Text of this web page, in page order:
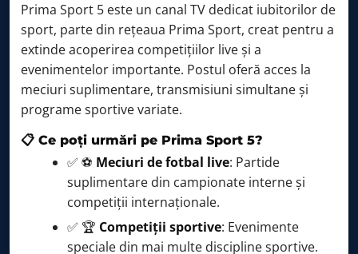
Prima Sport 5 este un canal TV dedicat iubitorilor de
sport, parte din rețeaua Prima Sport, creat pentru a
extinde acoperirea competițiilor live și a
evenimentelor importante. Postul oferă acces la
meciuri suplimentare, transmisiuni simultane și
programe sportive variate.
📋 Ce poți urmări pe Prima Sport 5?
✅ ⚽ Meciuri de fotbal live: Partide
suplimentare din campionate interne și
competiții internaționale.
✅ 🏆 Competiții sportive: Evenimente
speciale din mai multe discipline sportive.